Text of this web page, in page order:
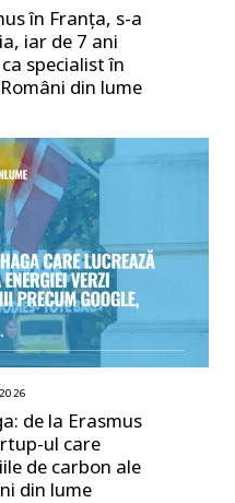
în Franța, s-a
iar de 7 ani
specialist în
din lume
de la Erasmus
ul care
de carbon ale
din lume